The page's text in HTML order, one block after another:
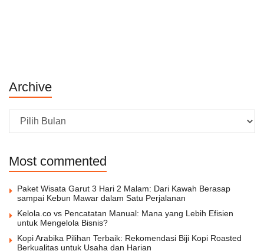
Archive
Archive
Most commented
Paket Wisata Garut 3 Hari 2 Malam: Dari Kawah Berasap
sampai Kebun Mawar dalam Satu Perjalanan
Kelola.co vs Pencatatan Manual: Mana yang Lebih Efisien
untuk Mengelola Bisnis?
Kopi Arabika Pilihan Terbaik: Rekomendasi Biji Kopi Roasted
Berkualitas untuk Usaha dan Harian